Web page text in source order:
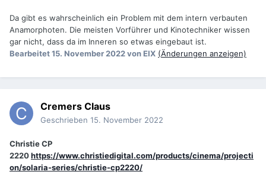
Da gibt es wahrscheinlich ein Problem mit dem intern verbauten
Anamorphoten. Die meisten Vorführer und Kinotechniker wissen
gar nicht, dass da im Inneren so etwas eingebaut ist.
Bearbeitet15. November 2022von EIX (Änderungen anzeigen)
Cremers Claus
Geschrieben 15. November 2022
Christie CP
2220https://www.christiedigital.com/products/cinema/projecti
on/solaria-series/christie-cp2220/